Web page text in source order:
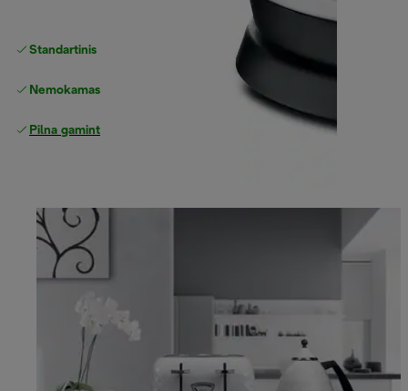
Standartinis nemokamas Pristatymas
Nemokamas grąžinimas
Pilna gamintojo garantija